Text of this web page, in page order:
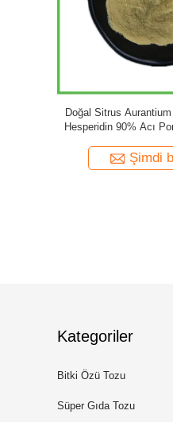
Ekstraksi Fulvik Asit % 50
Shilajit Ekstraksi Kapsülleri
Şimdi başvurun
Kategoriler
Bitki Özü Tozu
Süper Gıda Tozu